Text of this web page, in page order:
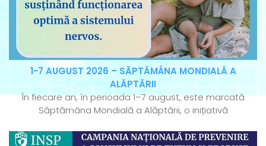
1-7 AUGUST 2026 – SĂPTĂMÂNA MONDIALĂ A
ALĂPTĂRII
În fiecare an, în perioada 1–7 august, este marcată
Săptămâna Mondială a Alăptării, o inițiativă